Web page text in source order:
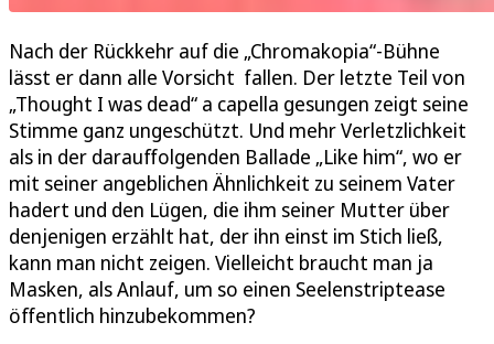
Nach der Rückkehr auf die „Chromakopia“-Bühne
lässt er dann alle Vorsicht fallen. Der letzte Teil von
„Thought I was dead“ a capella gesungen zeigt seine
Stimme ganz ungeschützt. Und mehr Verletzlichkeit
als in der darauffolgenden Ballade „Like him“, wo er
mit seiner angeblichen Ähnlichkeit zu seinem Vater
hadert und den Lügen, die ihm seiner Mutter über
denjenigen erzählt hat, der ihn einst im Stich ließ,
kann man nicht zeigen. Vielleicht braucht man ja
Masken, als Anlauf, um so einen Seelenstriptease
öffentlich hinzubekommen?